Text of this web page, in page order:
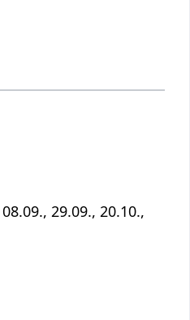
29.09., 20.10.,